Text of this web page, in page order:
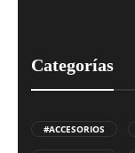
Categorías
#ACCESORIOS